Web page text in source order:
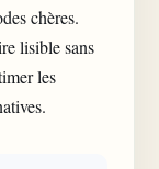
chères.
lisible sans
les